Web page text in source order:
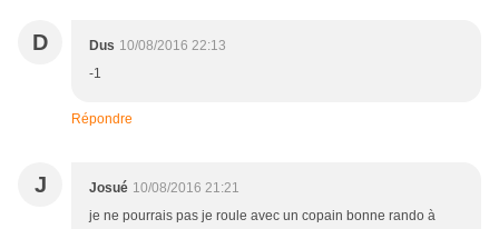
D Dus 10/08/2016 22:13
-1
Répondre
J Josué 10/08/2016 21:21
je ne pourrais pas je roule avec un copain bonne rando à